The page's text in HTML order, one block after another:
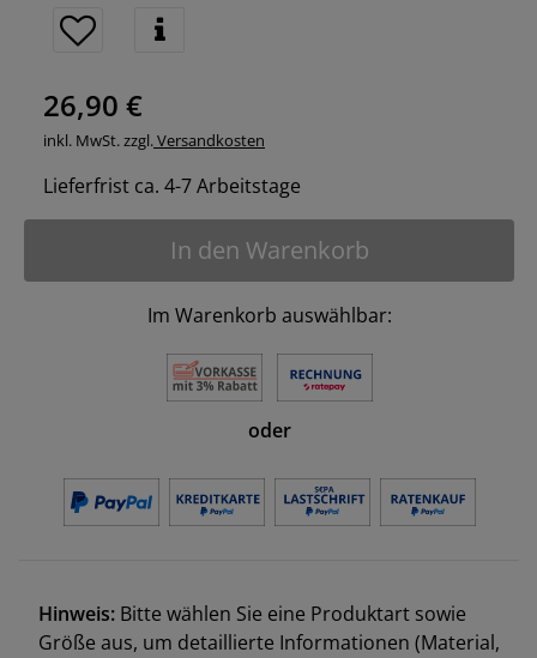
26,90 €
inkl. MwSt. zzgl.Versandkosten
Lieferfrist ca. 4-7 Arbeitstage
In den Warenkorb
Im Warenkorb auswählbar:
oder
Hinweis: Bitte wählen Sie eine Produktart sowie
Größe aus, um detaillierte Informationen (Material,